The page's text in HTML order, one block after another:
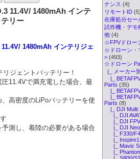
11.4V/ 1480mAh インテ
リー
1480mAh インテリジェ
ジェントバッテリー！
11.4Vで満充電した場合、最
高密度のLiPoバッテリーを使
測し、着陸の必要がある場合
ナンス (4)
リモートID
在庫処分セー
試作機・デモ
他(4)
☆FPVドロー
☆ドローン・
>(493)
☆ドローン
|_ メーカー
|_
Parts (35)
|_
|_
Parts (8)
|_ DJI Multi
|_ DJI
|_ DJI FPV
|_ DJI Neo
|_ F330/
|_ Inspire1
|_ Mavic
|_